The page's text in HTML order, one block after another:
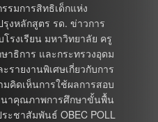
รมการสิทธิเด็กแห่ง
งหลักสูตร รด. ข่าวการ
รงเรียน มหาวิทยาลัย ครู
าธิการ และกระทรวงอุดม
รายงานพิเศษเกี่ยวกับการ
คิดเห็นการใช้ผลการสอบ
นาคุณภาพการศึกษาขั้นพื้น
ะชาสัมพันธ์ OBEC POLL